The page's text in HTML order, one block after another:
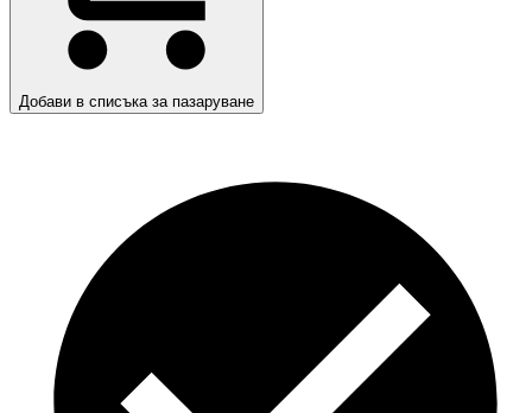
Добави в списъка за пазаруване